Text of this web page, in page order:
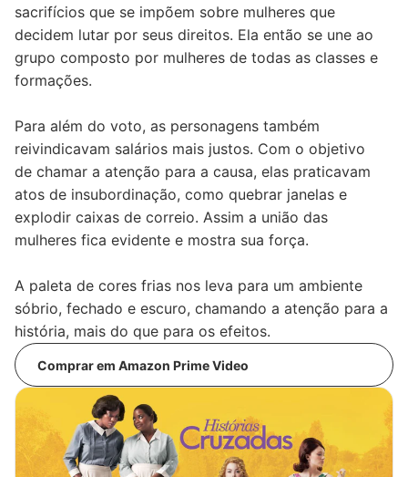
sacrifícios que se impõem sobre mulheres que
decidem lutar por seus direitos. Ela então se une ao
grupo composto por mulheres de todas as classes e
formações.
Para além do voto, as personagens também
reivindicavam salários mais justos. Com o objetivo
de chamar a atenção para a causa, elas praticavam
atos de insubordinação, como quebrar janelas e
explodir caixas de correio. Assim a união das
mulheres fica evidente e mostra sua força.
A paleta de cores frias nos leva para um ambiente
sóbrio, fechado e escuro, chamando a atenção para a
história, mais do que para os efeitos.
Comprar em Amazon Prime Video